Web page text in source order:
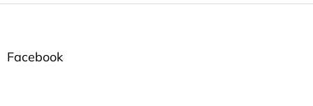
Z
Facebook